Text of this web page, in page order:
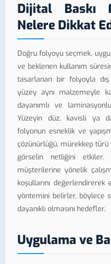
Dijital Baskı
Nelere Dikkat
Doğru folyoyu seçmek,
ve beklenen kullanım
tasarlanan bir folyoyla
yüzey aynı malzemeyle
dayanımlı ve
Yüzeyin düz, kavisli ya
folyonun esneklik ve
çözünürlüğü, mürekkep
görselin netliğini etkiler.
müşterilerine yönelik
koşullarını
yöntemini belirler, böylece
dayanıklı olmasını hedefler.
Uygulama ve